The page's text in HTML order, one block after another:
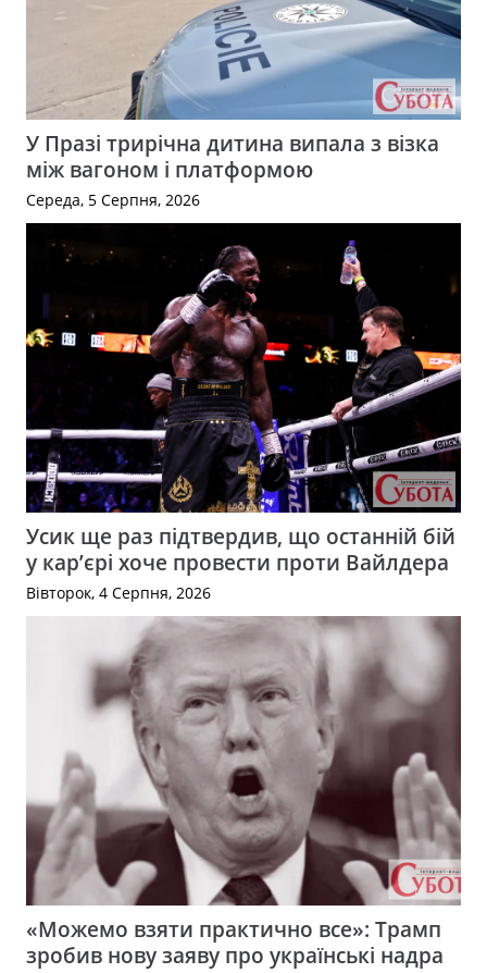
У Празі трирічна дитина випала з візка
між вагоном і платформою
Середа, 5 Серпня, 2026
Усик ще раз підтвердив, що останній бій
у кар’єрі хоче провести проти Вайлдера
Вівторок, 4 Серпня, 2026
«Можемо взяти практично все»: Трамп
зробив нову заяву про українські надра